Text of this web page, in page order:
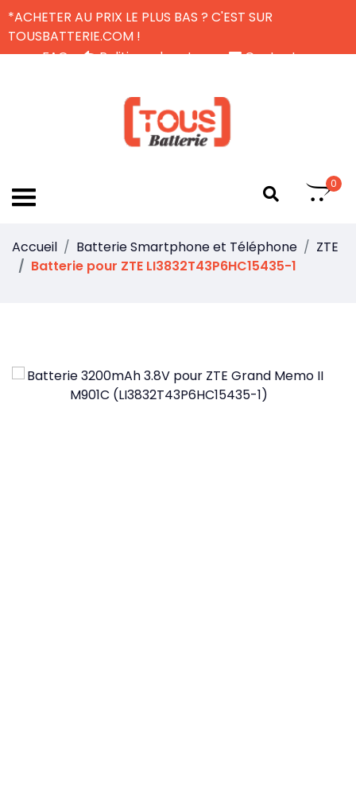
*ACHETER AU PRIX LE PLUS BAS ? C'EST SUR
TOUSBATTERIE.COM !
FAQ
Politique de retour
Contactez-nous
0
Accueil Batterie Smartphone et Téléphone
ZTE
Batterie pour ZTE LI3832T43P6HC15435-1